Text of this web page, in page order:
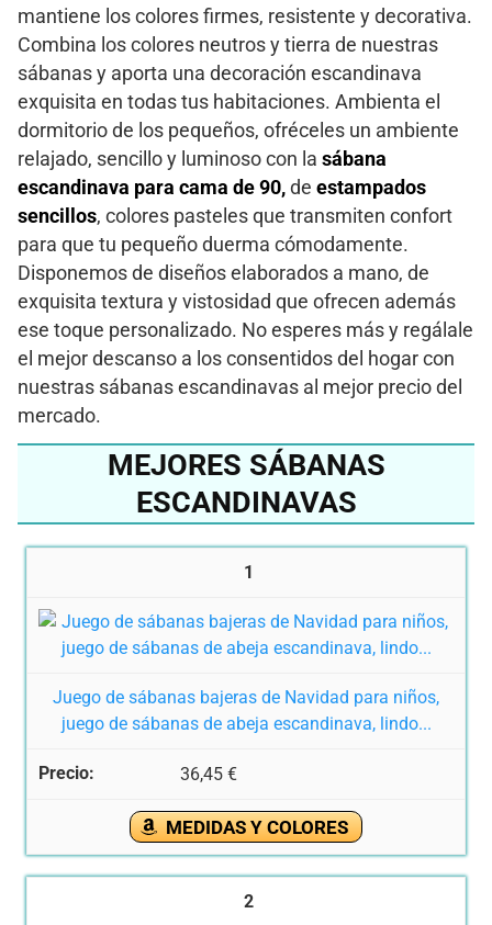
mantiene los colores firmes, resistente y decorativa.
Combina los colores neutros y tierra de nuestras
sábanas y aporta una decoración escandinava
exquisita en todas tus habitaciones. Ambienta el
dormitorio de los pequeños, ofréceles un ambiente
relajado, sencillo y luminoso con la sábana
escandinava para cama de 90, de estampados
sencillos, colores pasteles que transmiten confort
para que tu pequeño duerma cómodamente.
Disponemos de diseños elaborados a mano, de
exquisita textura y vistosidad que ofrecen además
ese toque personalizado. No esperes más y regálale
el mejor descanso a los consentidos del hogar con
nuestras sábanas escandinavas al mejor precio del
mercado.
MEJORES SÁBANAS
ESCANDINAVAS
1
Juego de sábanas bajeras de Navidad para niños,
juego de sábanas de abeja escandinava, lindo...
36,45 €
MEDIDAS Y COLORES
2